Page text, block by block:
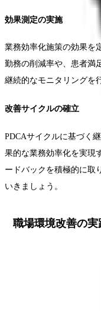
効果測定の実施
業務効率化施策の効果を
勤務の削減率や、患者満
継続的なモニタリングを
改善サイクルの確立
PDCAサイクルに基づく
果的な業務効率化を実現
ードバックを積極的に取
いきましょう。
職場環境改善の実